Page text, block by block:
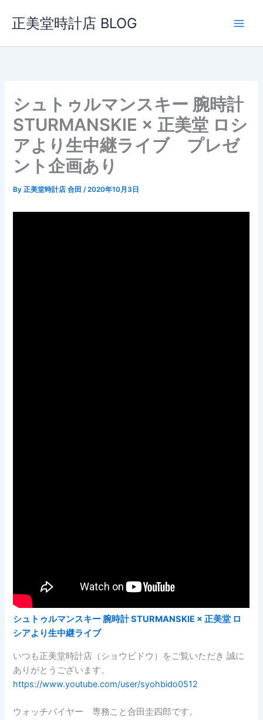
ス
正美堂時計店 BLOG
シュトゥルマンスキー 腕時計
STURMANSKIE × 正美堂 ロシ
アより生中継ライブ プレゼ
ント企画あり
By正美堂時計店 合田/2020年10月3日
シュトゥルマンスキー 腕時計 STURMANSKIE × 正美堂 ロ
シアより生中継ライブ
いつも正美堂時計店（ショウビドウ）をご覧いただき 誠に
ありがとうございます。
https://www.youtube.com/user/syohbido0512
ウォッチバイヤー 専務こと合田圭四郎です。